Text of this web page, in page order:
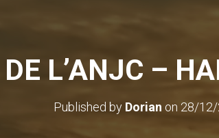
L’ANJC –
Published by Dorian on 28/